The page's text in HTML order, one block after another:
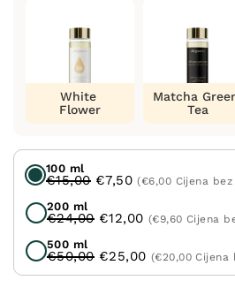
White
Flower
Matcha
Tea
100 ml
€15,00 €7,50(€6,00 Cijena
200 ml
€24,00 €12,00 (€9,60 Cijena
500 ml
€50,00 €25,00 (€20,00 Cijena